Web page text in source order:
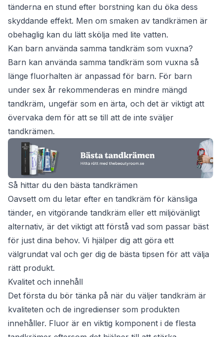
tänderna en stund efter borstning kan du öka dess
skyddande effekt. Men om smaken av tandkrämen är
obehaglig kan du lätt skölja med lite vatten.
Kan barn använda samma tandkräm som vuxna?
Barn kan använda samma tandkräm som vuxna så
länge fluorhalten är anpassad för barn. För barn
under sex år rekommenderas en mindre mängd
tandkräm, ungefär som en ärta, och det är viktigt att
övervaka dem för att se till att de inte sväljer
tandkrämen.
Så hittar du den bästa tandkrämen
Oavsett om du letar efter en tandkräm för känsliga
tänder, en vitgörande tandkräm eller ett miljövänligt
alternativ, är det viktigt att förstå vad som passar bäst
för just dina behov. Vi hjälper dig att göra ett
välgrundat val och ger dig de bästa tipsen för att välja
rätt produkt.
Kvalitet och innehåll
Det första du bör tänka på när du väljer tandkräm är
kvaliteten och de ingredienser som produkten
innehåller. Fluor är en viktig komponent i de flesta